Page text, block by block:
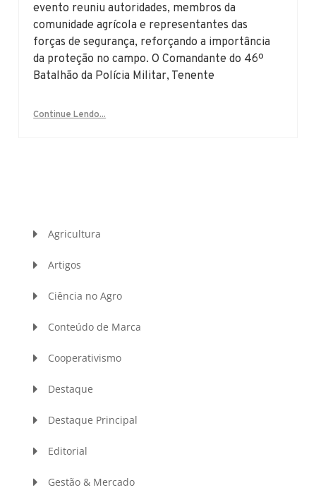
evento reuniu autoridades, membros da
comunidade agrícola e representantes das
forças de segurança, reforçando a importância
da proteção no campo. O Comandante do 46º
Batalhão da Polícia Militar, Tenente
Continue Lendo...
Agricultura
Artigos
Ciência no Agro
Conteúdo de Marca
Cooperativismo
Destaque
Destaque Principal
Editorial
Gestão & Mercado